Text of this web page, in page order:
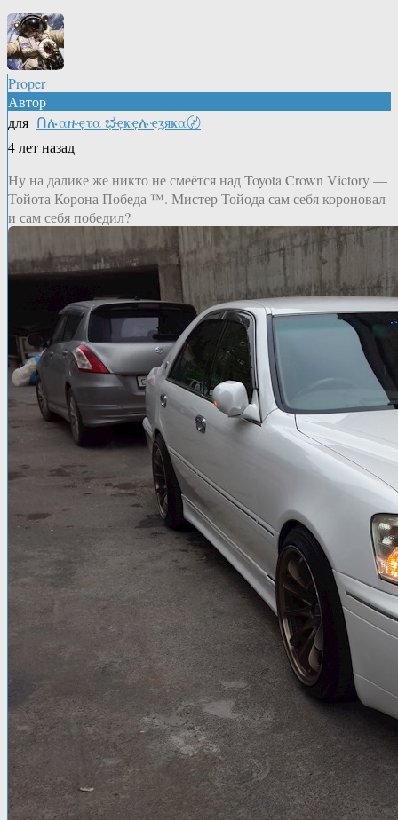
Proper
Автор
для Ոሉαዙҿτα ಭҿҝҿሉҿʓяҝα〄
4 лет назад
Ну на далике же никто не смеётся над Toyota Crown Victory —
Тойота Корона Победа ™. Мистер Тойода сам себя короновал
и сам себя победил?